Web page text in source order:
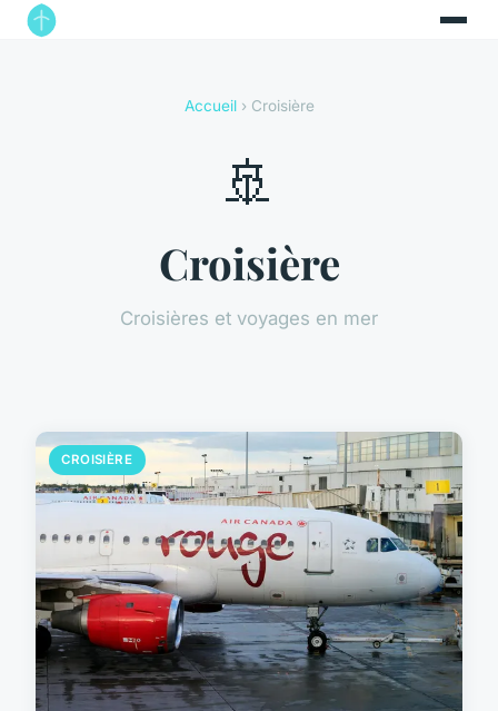
Accueil› Croisière
🚢
Croisière
Croisières et voyages en mer
CROISIÈRE